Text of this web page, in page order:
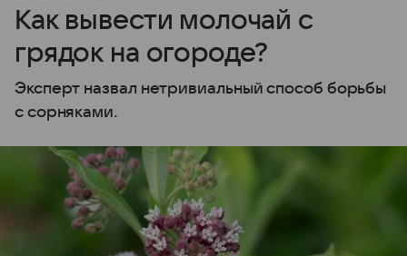
Как вывести молочай с
грядок на огороде?
Эксперт назвал нетривиальный способ борьбы
с сорняками.